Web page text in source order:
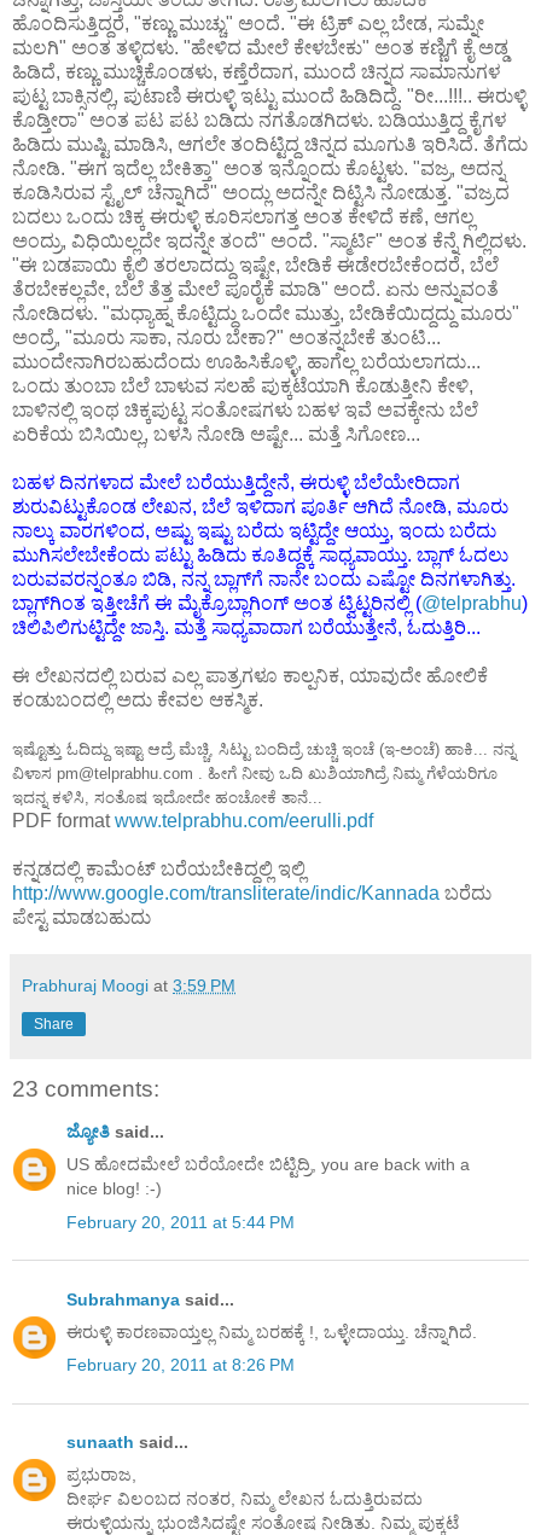
ಹೊಂದಿಸುತ್ತಿದ್ದರೆ, "ಕಣ್ಣು ಮುಚ್ಚು" ಅಂದೆ. "ಈ ಟ್ರಿಕ್ ಎಲ್ಲ ಬೇಡ, ಸುಮ್ನೇ
ಮಲಗಿ" ಅಂತ ತಳ್ಳಿದಳು. "ಹೇಳಿದ ಮೇಲೆ ಕೇಳಬೇಕು" ಅಂತ ಕಣ್ಣಿಗೆ ಕೈ ಅಡ್ಡ
ಹಿಡಿದೆ, ಕಣ್ಣು ಮುಚ್ಚಿಕೊಂಡಳು, ಕಣ್ತೆರೆದಾಗ, ಮುಂದೆ ಚಿನ್ನದ ಸಾಮಾನುಗಳ
ಪುಟ್ಟ ಬಾಕ್ಸಿನಲ್ಲಿ, ಪುಟಾಣಿ ಈರುಳ್ಳಿ ಇಟ್ಟು ಮುಂದೆ ಹಿಡಿದಿದ್ದೆ. "ರೀ...!!!.. ಈರುಳ್ಳಿ
ಕೊಡ್ತೀರಾ" ಅಂತ ಪಟ ಪಟ ಬಡಿದು ನಗತೊಡಗಿದಳು. ಬಡಿಯುತ್ತಿದ್ದ ಕೈಗಳ
ಹಿಡಿದು ಮುಷ್ಟಿ ಮಾಡಿಸಿ, ಆಗಲೇ ತಂದಿಟ್ಟಿದ್ದ ಚಿನ್ನದ ಮೂಗುತಿ ಇರಿಸಿದೆ. ತೆಗೆದು
ನೋಡಿ. "ಈಗ ಇದೆಲ್ಲ ಬೇಕಿತ್ತಾ" ಅಂತ ಇನ್ನೊಂದು ಕೊಟ್ಟಳು. "ವಜ್ರ, ಅದನ್ನ
ಕೂಡಿಸಿರುವ ಸ್ಟೈಲ್ ಚೆನ್ನಾಗಿದೆ" ಅಂದ್ಲು ಅದನ್ನೇ ದಿಟ್ಟಿಸಿ ನೋಡುತ್ತ. "ವಜ್ರದ
ಬದಲು ಒಂದು ಚಿಕ್ಕ ಈರುಳ್ಳಿ ಕೂರಿಸಲಾಗತ್ತ ಅಂತ ಕೇಳಿದೆ ಕಣೆ, ಆಗಲ್ಲ
ಅಂದ್ರು, ವಿಧಿಯಿಲ್ಲದೇ ಇದನ್ನೇ ತಂದೆ" ಅಂದೆ. "ಸ್ಮಾರ್ಟಿ" ಅಂತ ಕೆನ್ನೆ ಗಿಲ್ಲಿದಳು.
"ಈ ಬಡಪಾಯಿ ಕೈಲಿ ತರಲಾದದ್ದು ಇಷ್ಟೇ, ಬೇಡಿಕೆ ಈಡೇರಬೇಕೆಂದರೆ, ಬೆಲೆ
ತೆರಬೇಕಲ್ಲವೇ, ಬೆಲೆ ತೆತ್ತ ಮೇಲೆ ಪೂರೈಕೆ ಮಾಡಿ" ಅಂದೆ. ಏನು ಅನ್ನುವಂತೆ
ನೋಡಿದಳು. "ಮಧ್ಯಾಹ್ನ ಕೊಟ್ಟಿದ್ದು ಒಂದೇ ಮುತ್ತು, ಬೇಡಿಕೆಯಿದ್ದದ್ದು ಮೂರು"
ಅಂದ್ರೆ, "ಮೂರು ಸಾಕಾ, ನೂರು ಬೇಕಾ?" ಅಂತನ್ನಬೇಕೆ ತುಂಟಿ...
ಮುಂದೇನಾಗಿರಬಹುದೆಂದು ಊಹಿಸಿಕೊಳ್ಳಿ, ಹಾಗೆಲ್ಲ ಬರೆಯಲಾಗದು...
ಒಂದು ತುಂಬಾ ಬೆಲೆ ಬಾಳುವ ಸಲಹೆ ಪುಕ್ಕಟೆಯಾಗಿ ಕೊಡುತ್ತೀನಿ ಕೇಳಿ,
ಬಾಳಿನಲ್ಲಿ ಇಂಥ ಚಿಕ್ಕಪುಟ್ಟ ಸಂತೋಷಗಳು ಬಹಳ ಇವೆ ಅವಕ್ಕೇನು ಬೆಲೆ
ಏರಿಕೆಯ ಬಿಸಿಯಿಲ್ಲ, ಬಳಸಿ ನೋಡಿ ಅಷ್ಟೇ... ಮತ್ತೆ ಸಿಗೋಣ...
ಬಹಳ ದಿನಗಳಾದ ಮೇಲೆ ಬರೆಯುತ್ತಿದ್ದೇನೆ, ಈರುಳ್ಳಿ ಬೆಲೆಯೇರಿದಾಗ
ಶುರುವಿಟ್ಟುಕೊಂಡ ಲೇಖನ, ಬೆಲೆ ಇಳಿದಾಗ ಪೂರ್ತಿ ಆಗಿದೆ ನೋಡಿ, ಮೂರು
ನಾಲ್ಕು ವಾರಗಳಿಂದ, ಅಷ್ಟು ಇಷ್ಟು ಬರೆದು ಇಟ್ಟಿದ್ದೇ ಆಯ್ತು, ಇಂದು ಬರೆದು
ಮುಗಿಸಲೇಬೇಕೆಂದು ಪಟ್ಟು ಹಿಡಿದು ಕೂತಿದ್ದಕ್ಕೆ ಸಾಧ್ಯವಾಯ್ತು. ಬ್ಲಾಗ್ ಓದಲು
ಬರುವವರನ್ನಂತೂ ಬಿಡಿ, ನನ್ನ ಬ್ಲಾಗ್‌ಗೆ ನಾನೇ ಬಂದು ಎಷ್ಟೋ ದಿನಗಳಾಗಿತ್ತು.
ಬ್ಲಾಗ್‌ಗಿಂತ ಇತ್ತೀಚೆಗೆ ಈ ಮೈಕ್ರೊಬ್ಲಾಗಿಂಗ್ ಅಂತ ಟ್ವಿಟ್ಟರಿನಲ್ಲಿ (@telprabhu)
ಚಿಲಿಪಿಲಿಗುಟ್ಟಿದ್ದೇ ಜಾಸ್ತಿ. ಮತ್ತೆ ಸಾಧ್ಯವಾದಾಗ ಬರೆಯುತ್ತೇನೆ, ಓದುತ್ತಿರಿ...
ಈ ಲೇಖನದಲ್ಲಿ ಬರುವ ಎಲ್ಲ ಪಾತ್ರಗಳೂ ಕಾಲ್ಪನಿಕ, ಯಾವುದೇ ಹೋಲಿಕೆ
ಕಂಡುಬಂದಲ್ಲಿ ಅದು ಕೇವಲ ಆಕಸ್ಮಿಕ.
ಇಷ್ಟೊತ್ತು ಓದಿದ್ದು ಇಷ್ಟಾ ಆದ್ರೆ ಮೆಚ್ಚಿ, ಸಿಟ್ಟು ಬಂದಿದ್ರೆ ಚುಚ್ಚಿ ಇಂಚೆ (ಇ-ಅಂಚೆ) ಹಾಕಿ... ನನ್ನ
ವಿಳಾಸ pm@telprabhu.com . ಹೀಗೆ ನೀವು ಒದಿ ಖುಶಿಯಾಗಿದ್ರೆ ನಿಮ್ಮ ಗೆಳೆಯರಿಗೂ
ಇದನ್ನ ಕಳಿಸಿ, ಸಂತೊಷ ಇದೋದೇ ಹಂಚೋಕೆ ತಾನೆ...
PDF formatwww.telprabhu.com/eerulli.pdf
ಕನ್ನಡದಲ್ಲಿ ಕಾಮೆಂಟ್ ಬರೆಯಬೇಕಿದ್ದಲ್ಲಿ ಇಲ್ಲಿ
http://www.google.com/transliterate/indic/Kannada ಬರೆದು
ಪೇಸ್ಟ ಮಾಡಬಹುದು
Prabhuraj Moogi at 3:59 PM
Share
23 comments:
ಜ್ಯೋತಿ said...
US ಹೋದಮೇಲೆ ಬರೆಯೋದೇ ಬಿಟ್ಟಿದ್ರಿ, you are back with a
nice blog! :-)
February 20, 2011 at 5:44 PM
Subrahmanya said...
ಈರುಳ್ಳಿ ಕಾರಣವಾಯ್ತಲ್ಲ ನಿಮ್ಮ ಬರಹಕ್ಕೆ !, ಒಳ್ಳೇದಾಯ್ತು. ಚೆನ್ನಾಗಿದೆ.
February 20, 2011 at 8:26 PM
sunaath said...
ಪ್ರಭುರಾಜ,
ದೀರ್ಘ ವಿಲಂಬದ ನಂತರ, ನಿಮ್ಮ ಲೇಖನ ಓದುತ್ತಿರುವದು
ಈರುಳ್ಳಿಯನ್ನು ಭುಂಜಿಸಿದಷ್ಟೇ ಸಂತೋಷ ನೀಡಿತು. ನಿಮ್ಮ ಪುಕ್ಕಟೆ